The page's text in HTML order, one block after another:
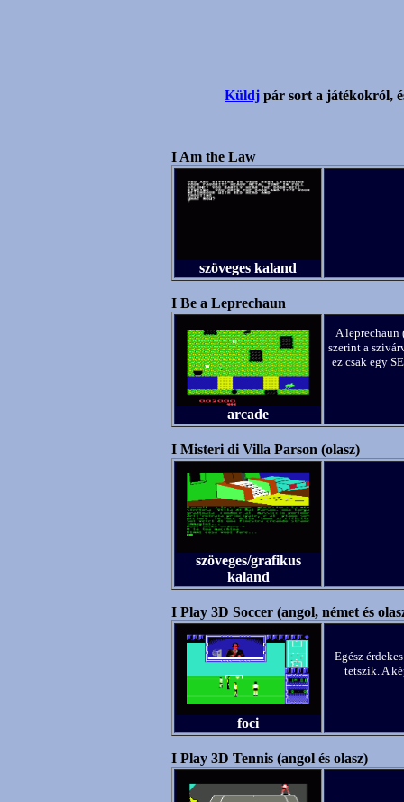
Küldj pár sort a játékokról,
I Am the Law
szöveges kaland
I Be a Leprechaun
arcade
A leprechaun
szerint a
ez csak egy
I Misteri di Villa Parson (olasz)
szöveges/grafikus
kaland
I Play 3D Soccer (angol, német és
foci
Egész
tetszik. A
I Play 3D Tennis (angol és olasz)